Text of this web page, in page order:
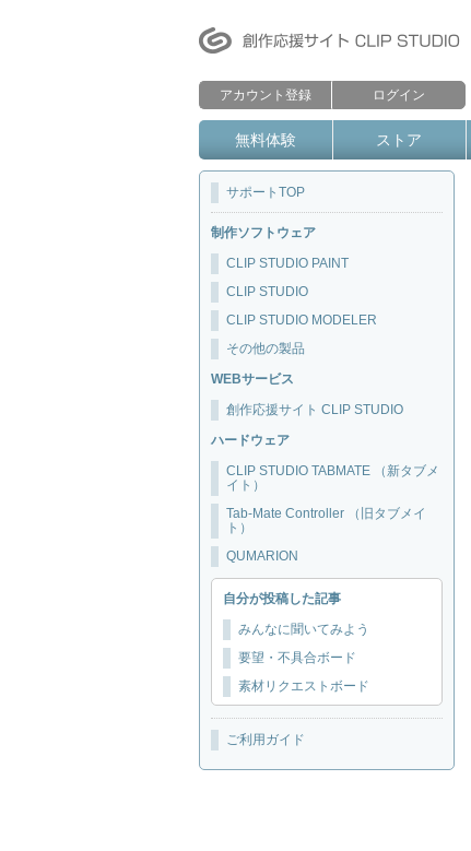
アカウント登録 ログイン
無料体験 ストア
サポートTOP
制作ソフトウェア
CLIP STUDIO PAINT
CLIP STUDIO
CLIP STUDIO MODELER
その他の製品
WEBサービス
創作応援サイト CLIP STUDIO
ハードウェア
CLIP STUDIO TABMATE （新タブメ
イト）
Tab-Mate Controller （旧タブメイ
ト）
QUMARION
自分が投稿した記事
みんなに聞いてみよう
要望・不具合ボード
素材リクエストボード
ご利用ガイド